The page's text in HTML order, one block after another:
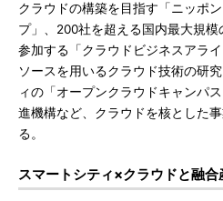
クラウドの構築を目指す「ニッポ
プ」、200社を超える国内最大規
参加する「クラウドビジネスアラ
ソースを用いるクラウド技術の研
ィの「オープンクラウドキャンパ
進機構など、クラウドを核とした
る。
スマートシティ×クラウドと融合